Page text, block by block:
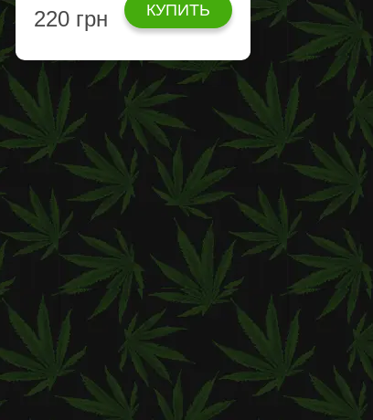
220 грн КУПИТЬ